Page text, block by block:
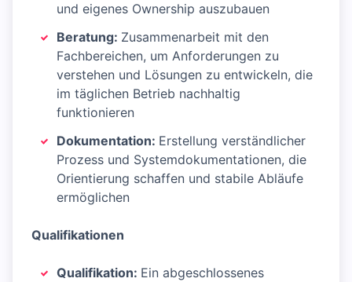
und eigenes Ownership auszubauen
Beratung: Zusammenarbeit mit den
Fachbereichen, um Anforderungen zu
verstehen und Lösungen zu entwickeln, die
im täglichen Betrieb nachhaltig
funktionieren
Dokumentation: Erstellung verständlicher
Prozess und Systemdokumentationen, die
Orientierung schaffen und stabile Abläufe
ermöglichen
Qualifikationen
Qualifikation: Ein abgeschlossenes